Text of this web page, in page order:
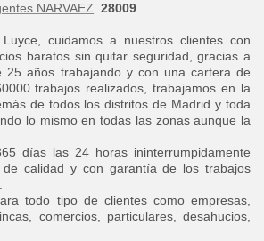
NARVAEZ 28009
cuidamos a nuestros clientes con
baratos sin quitar seguridad, gracias a
25 años trabajando y con una cartera de
trabajos realizados, trabajamos en la
de todos los distritos de Madrid y toda
lo mismo en todas las zonas aunque la
días las 24 horas ininterrumpidamente
calidad y con garantía de los trabajos
todo tipo de clientes como empresas,
comercios, particulares, desahucios,